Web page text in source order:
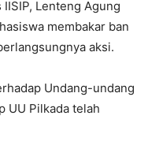
Lenteng Agung
membakar ban
aksi.
Undang-undang
UU Pilkada telah